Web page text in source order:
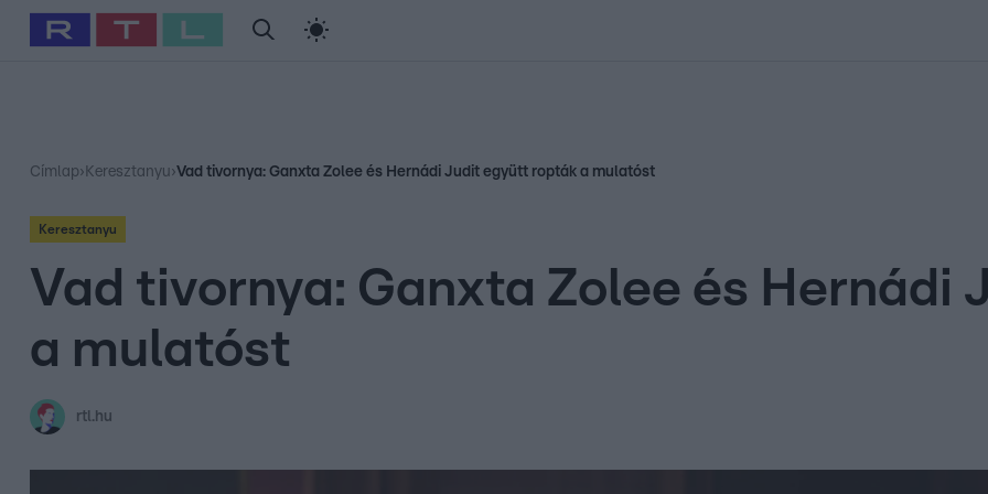
Babits Marcella Szellő István Most Wanted
Címlap› Keresztanyu›Vad tivornya: Ganxta Zolee és Hernádi Judit együtt ropták a mulatóst
Keresztanyu
Vad tivornya: Ganxta Zolee és
a mulatóst
rtl.hu